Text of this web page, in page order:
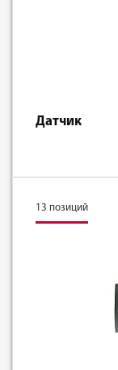
Датчик
13 позиций